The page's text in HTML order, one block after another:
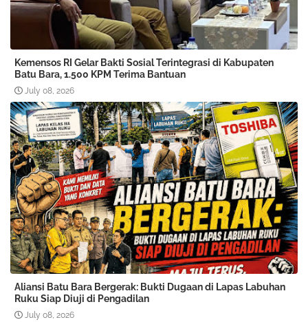
Kemensos RI Gelar Bakti Sosial Terintegrasi di Kabupaten
Batu Bara, 1.500 KPM Terima Bantuan
July 08, 2026
Aliansi Batu Bara Bergerak: Bukti Dugaan di Lapas Labuhan
Ruku Siap Diuji di Pengadilan
July 08, 2026